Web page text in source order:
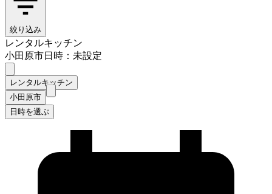
絞り込み
レンタルキッチン
小田原市日時：未設定
レンタルキッチン
小田原市
日時を選ぶ